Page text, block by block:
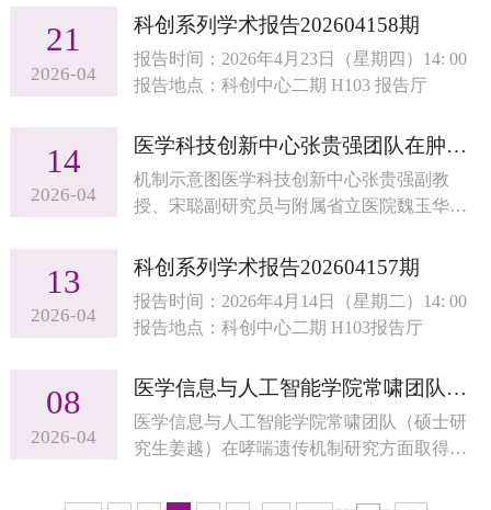
院赵家军教授团队在皮肤-下丘脑轴介导的高
展。相关成果以“高温应激通过皮肤-下丘脑轴
诱发代谢紊乱（A skin-hypothalamus axis
dysfunction）”为题，于2026年4月21日在线发
表于《细胞》（Cell）杂志，论文链接：
https://doi.org...
21
2026-04
科创系列学术报告202604158期
报告时间：2026年4月23日（星期四）14: 00
报告地点：科创中心二期 H103 报告厅
14
2026-04
医学科技创新中心张贵强团队在肿瘤免疫治疗方面取得进展
机制示意图医学科技创新中心张贵强副教
授、宋聪副研究员与附属省立医院魏玉华副
炎博士为文章第一作者）在肿瘤免疫治疗方
破除肿瘤相关成纤维细胞物理屏障和免疫抑
制双重壁垒协同增强免疫治疗（Carrier-free
barriers and alleviate immunosuppression for
synergistically potentiated immu...
13
2026-04
科创系列学术报告202604157期
报告时间：2026年4月14日（星期二）14: 00
报告地点：科创中心二期 H103报告厅
08
2026-04
医学信息与人工智能学院常啸团队在哮喘遗传学领域取得进展
医学信息与人工智能学院常啸团队（硕士研
究生姜越）在哮喘遗传机制研究方面取得进